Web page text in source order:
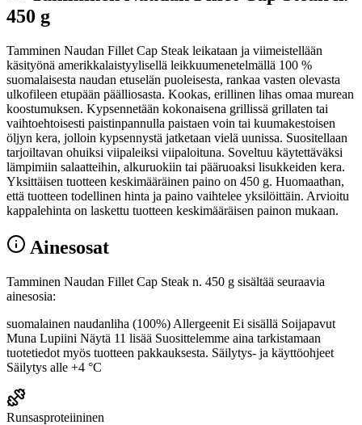
450 g
Tamminen Naudan Fillet Cap Steak leikataan ja viimeistellään
käsityönä amerikkalaistyylisellä leikkuumenetelmällä 100 %
suomalaisesta naudan etuselän puoleisesta, rankaa vasten olevasta
ulkofileen etupään päälliosasta. Kookas, erillinen lihas omaa murean
koostumuksen. Kypsennetään kokonaisena grillissä grillaten tai
vaihtoehtoisesti paistinpannulla paistaen voin tai kuumakestoisen
öljyn kera, jolloin kypsennystä jatketaan vielä uunissa. Suositellaan
tarjoiltavan ohuiksi viipaleiksi viipaloituna. Soveltuu käytettäväksi
lämpimiin salaatteihin, alkuruokiin tai pääruoaksi lisukkeiden kera.
Yksittäisen tuotteen keskimääräinen paino on 450 g. Huomaathan,
että tuotteen todellinen hinta ja paino vaihtelee yksilöittäin. Arvioitu
kappalehinta on laskettu tuotteen keskimääräisen painon mukaan.
Ainesosat
Tamminen Naudan Fillet Cap Steak n. 450 g sisältää seuraavia
ainesosia:
suomalainen naudanliha (100%) Allergeenit Ei sisällä Soijapavut
Muna Lupiini Näytä 11 lisää Suosittelemme aina tarkistamaan
tuotetiedot myös tuotteen pakkauksesta. Säilytys- ja käyttöohjeet
Säilytys alle +4 °C
Runsasproteiininen